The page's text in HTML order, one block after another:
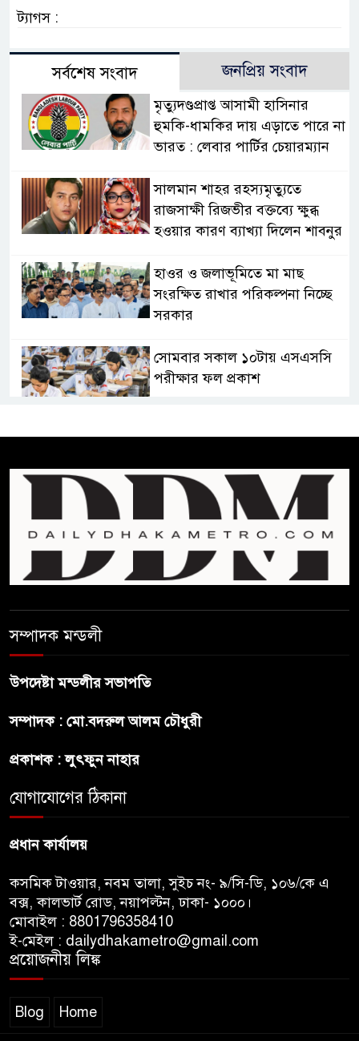
ট্যাগস :
সর্বশেষ সংবাদ জনপ্রিয় সংবাদ
মৃত্যুদণ্ডপ্রাপ্ত আসামী হাসিনার
হুমকি-ধামকির দায় এড়াতে পারে না
ভারত : লেবার পার্টির চেয়ারম্যান
সালমান শাহর রহস্যমৃত্যুতে
রাজসাক্ষী রিজভীর বক্তব্যে ক্ষুব্ধ
হওয়ার কারণ ব্যাখ্যা দিলেন শাবনুর
হাওর ও জলাভূমিতে মা মাছ
সংরক্ষিত রাখার পরিকল্পনা নিচ্ছে
সরকার
সোমবার সকাল ১০টায় এসএসসি
পরীক্ষার ফল প্রকাশ
প্রধানমন্ত্রী
ফিফা সভাপতির বিরুদ্ধে এবার
‘নারী সংক্রান্ত অভিযোগ
ছেলেকে নিয়ে রোনালদোর যে বড়
ট্রাম্পের ৪০ কোটি ডলারের ‘বলরুম
সম্পাদক মন্ডলী
উপদেষ্টা মন্ডলীর সভাপতি
সম্পাদক : মো.বদরুল আলম চৌধুরী
প্রকাশক : লুৎফুন নাহার
যোগাযোগের ঠিকানা
প্রধান কার্যালয়
কসমিক টাওয়ার, নবম তালা, সুইচ নং- ৯/সি-ডি, ১০৬/কে এ
বক্স, কালভার্ট রোড, নয়াপল্টন, ঢাকা- ১০০০।
মোবাইল : 8801796358410
ই-মেইল : dailydhakametro@gmail.com
প্রয়োজনীয় লিঙ্ক
Blog Home